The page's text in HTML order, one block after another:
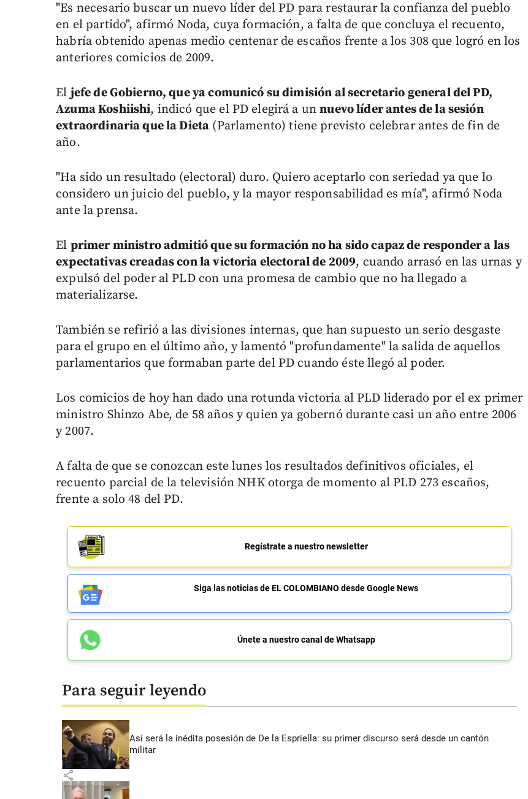
"Es necesario buscar un nuevo líder del PD para restaurar la confianza del pueblo
en el partido", afirmó Noda, cuya formación, a falta de que concluya el recuento,
habría obtenido apenas medio centenar de escaños frente a los 308 que logró en los
anteriores comicios de 2009.
El jefe de Gobierno, que ya comunicó su dimisión al secretario general del PD,
Azuma Koshiishi, indicó que el PD elegirá a unnuevo líder antes de la sesión
extraordinaria que la Dieta (Parlamento) tiene previsto celebrar antes de fin de
año.
"Ha sido un resultado (electoral) duro. Quiero aceptarlo con seriedad ya que lo
considero un juicio del pueblo, y la mayor responsabilidad es mía", afirmó Noda
ante la prensa.
El primer ministro admitió que su formación no ha sido capaz de responder a las
expectativas creadas con la victoria electoral de 2009, cuando arrasó en las urnas y
expulsó del poder al PLD con una promesa de cambio que no ha llegado a
materializarse.
También se refirió a las divisiones internas, que han supuesto un serio desgaste
para el grupo en el último año, y lamentó "profundamente" la salida de aquellos
parlamentarios que formaban parte del PD cuando éste llegó al poder.
Los comicios de hoy han dado una rotunda victoria al PLD liderado por el ex primer
ministro Shinzo Abe, de 58 años y quien ya gobernó durante casi un año entre 2006
y 2007.
A falta de que se conozcan este lunes los resultados definitivos oficiales, el
recuento parcial de la televisión NHK otorga de momento al PLD 273 escaños,
frente a solo 48 del PD.
Regístrate a nuestro newsletter
Siga las noticias de EL COLOMBIANO desde Google News
Únete a nuestro canal de Whatsapp
Para seguir leyendo
Así será la inédita posesión de De la Espriella: su primer discurso será desde un cantón
militar
share